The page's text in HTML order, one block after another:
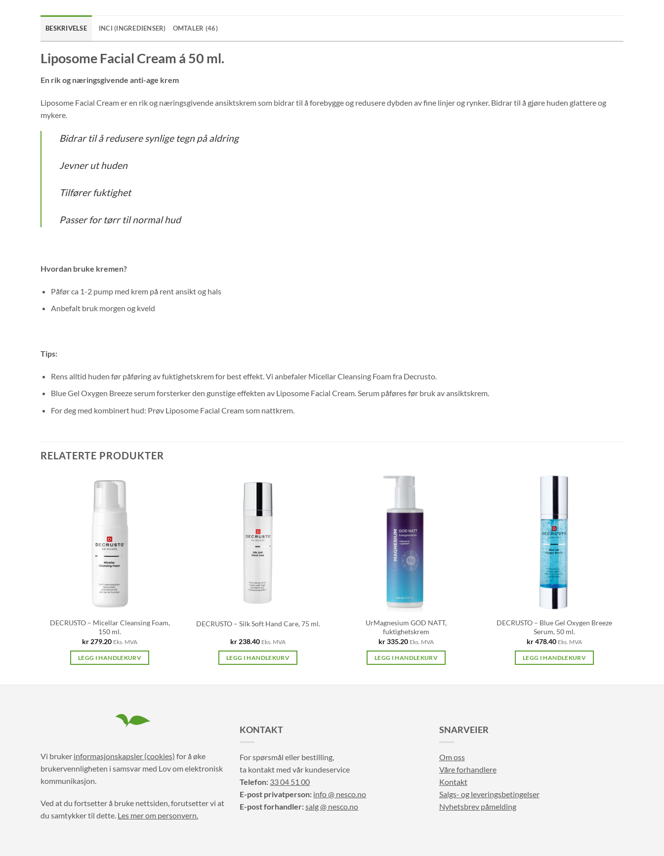
BESKRIVELSE INCI (INGREDIENSER) OMTALER (46)
Liposome Facial Cream á 50 ml.
En rik og næringsgivende anti-age krem
Liposome Facial Cream er en rik og næringsgivende ansiktskrem som bidrar til å forebygge og redusere dybden av fine linjer og rynker. Bidrar til å gjøre huden glattere og
mykere.
Bidrar til å redusere synlige tegn på aldring
Jevner ut huden
Tilfører fuktighet
Passer for tørr til normal hud
Hvordan bruke kremen?
Påfør ca 1-2 pump med krem på rent ansikt og hals
Anbefalt bruk morgen og kveld
Tips:
Rens alltid huden før påføring av fuktighetskrem for best effekt. Vi anbefaler Micellar Cleansing Foam fra Decrusto.
Blue Gel Oxygen Breeze serumforsterker den gunstige effekten av Liposome Facial Cream. Serum påføres før bruk av ansiktskrem.
For deg med kombinert hud: Prøv Liposome Facial Cream som nattkrem.
RELATERTE PRODUKTER
DECRUSTO – Micellar Cleansing Foam,
150 ml.
kr 279.20 Eks. MVA
LEGG I HANDLEKURV
DECRUSTO – Silk Soft Hand Care, 75 ml.
kr 238.40 Eks. MVA
LEGG I HANDLEKURV
UrMagnesium GOD NATT,
fuktighetskrem
kr335.20 Eks. MVA
LEGG I HANDLEKURV
DECRUSTO – Blue Gel Oxygen Breeze
Serum, 50 ml.
kr478.40 Eks. MVA
LEGG I HANDLEKURV
Vi bruker informasjonskapsler (cookies) for å øke
brukervennligheten i samsvar med Lov om elektronisk
kommunikasjon.
Ved at du fortsetter å bruke nettsiden, forutsetter vi at
du samtykker til dette. Les mer om personvern.
KONTAKT
For spørsmål eller bestilling,
ta kontakt med vår kundeservice
Telefon: 33 04 51 00
E-post privatperson: info @ nesco.no
E-post forhandler:salg @ nesco.no
SNARVEIER
Om oss
Våre forhandlere
Kontakt
Salgs- og leveringsbetingelser
Nyhetsbrev påmelding